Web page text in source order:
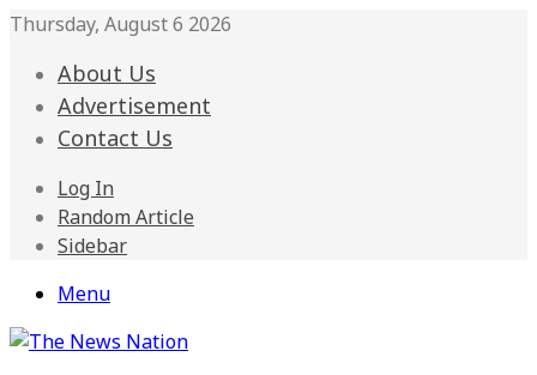
Thursday, August 6 2026
About Us
Advertisement
Contact Us
Log In
Random Article
Sidebar
Menu